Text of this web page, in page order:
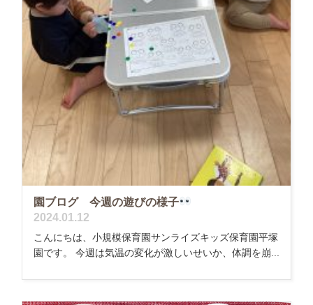
園ブログ 今週の遊びの様子
2024.01.12
こんにちは、小規模保育園サンライズキッズ保育園平塚
園です。 今週は気温の変化が激しいせいか、体調を崩...